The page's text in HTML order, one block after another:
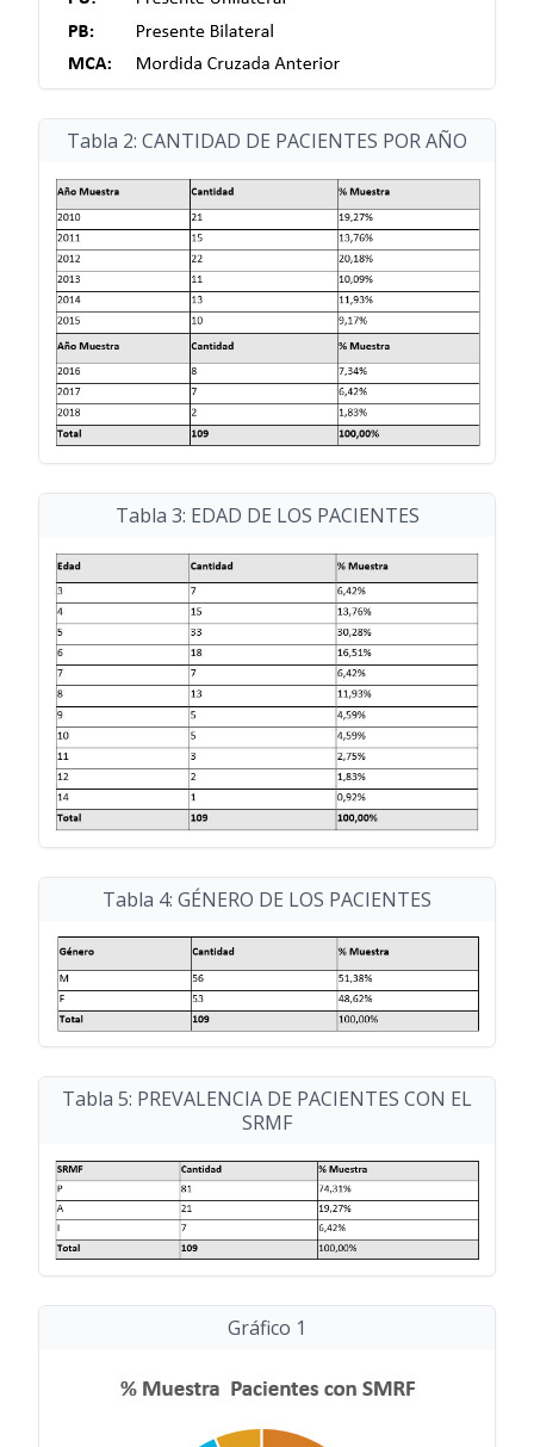
Tabla 2: CANTIDAD DE PACIENTES POR AÑO
Tabla 3: EDAD DE LOS PACIENTES
Tabla 4: GÉNERO DE LOS PACIENTES
Tabla 5: PREVALENCIA DE PACIENTES CON EL
SRMF
Gráfico 1